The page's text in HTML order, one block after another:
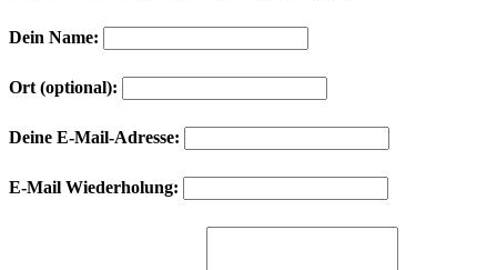
Dein Name:
Ort (optional):
Deine E-Mail-Adresse:
E-Mail Wiederholung: